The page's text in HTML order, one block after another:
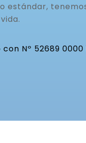
estándar,
Nº 52689 0000